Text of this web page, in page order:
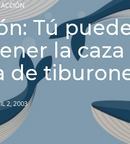
ACCIÓN
Tú
la caza
de
2, 2003